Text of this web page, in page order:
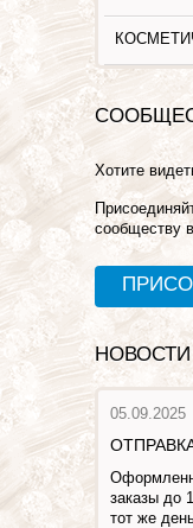
Хотите
сообществу
НОВОСТИ
05.09.2025
заказы до
тот же